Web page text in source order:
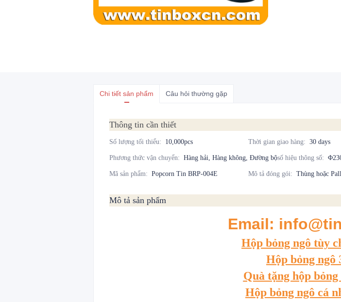
Chi tiết sản phẩm Câu hỏi thường gặp
Thông tin cần thiết
Số lượng tối thiểu: 10,000pcs Thời gian giao hàng: 30 days
Phương thức vận chuyển: Hàng hải, Hàng không, Đường bộsố hiệu thông số:
Mã sản phẩm: Popcorn Tin BRP-004E Mô tả đóng gói: Thùng hoặc
Mô tả sản phẩm
Email:
Hộp bỏng ngô tùy
Hộp bỏng ngô
Quà tặng hộp
Hộp bỏng ngô cá